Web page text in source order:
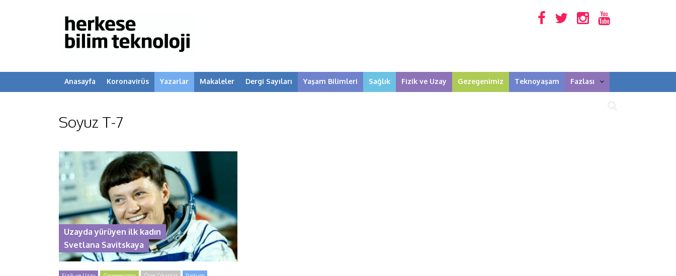
Anasayfa Koronavirüs Yazarlar Makaleler Dergi Sayıları Yaşam Bilimleri Sağlık Fizik ve Uzay Gezegenimiz Teknoyaşam Fazlası
Soyuz T-7
Uzayda yürüyen ilk kadın
Svetlana Savitskaya